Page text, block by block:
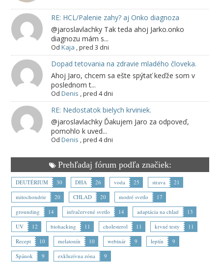
RE: HCL/Palenie zahy? aj Onko diagnoza
@jaroslavlachky Tak teda ahoj Jarko.onko
diagnozu mám s...
Od Kaja ,pred 3 dni
Dopad tetovania na zdravie mladého človeka.
Ahoj Jaro, chcem sa ešte spýtať keďže som v
poslednom t...
Od Denis ,pred 4 dni
RE: Nedostatok bielych krviniek.
@jaroslavlachky Ďakujem Jaro za odpoveď,
pomohlo k uved...
Od Denis ,pred 4 dni
Prehľadaj fórum podľa značiek:
DEUTÉRIUM 30 DHA 26 voda 25 strava
21
mitochondrie
20 CHLAD 20 modré svetlo
17
grounding
14 infračervené svetlo 14 adaptácia na chlad
13
UV
12 biohacking 11 cholesterol 11 krvné testy
11
Recept
10 melatonín 10 webinár 9 leptín
9
Spánok
9 exkluzívna zóna 9